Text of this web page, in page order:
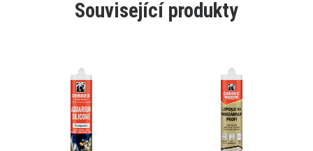
Související produkty